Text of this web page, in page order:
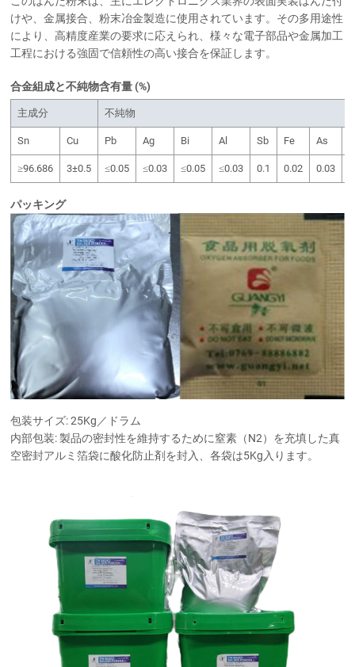
けや、金属接合、粉末冶金製造に使用されています。その多用途性
により、高精度産業の要求に応えられ、様々な電子部品や金属加工
工程における強固で信頼性の高い接合を保証します。
合金組成と不純物含有量 (%)
主成分 不純物
Sn Cu Pb Ag Bi Al Sb Fe As
≥96.686 3±0.5 ≤0.05 ≤0.03 ≤0.05 ≤0.03 0.1 0.02 0.03
パッキング
包装サイズ: 25Kg／ドラム
内部包装: 製品の密封性を維持するために窒素（N2）を充填した真
空密封アルミ箔袋に酸化防止剤を封入、各袋は5Kg入ります。